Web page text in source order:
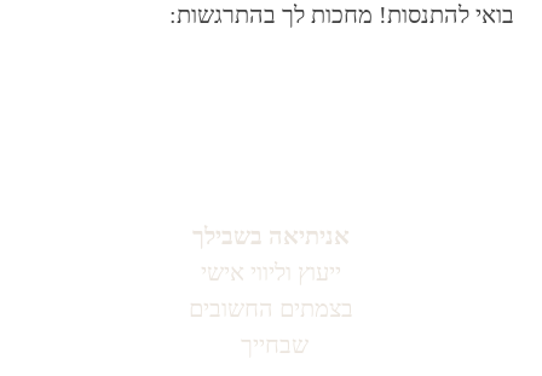
בואי להתנסות! מחכות לך בהתרגשות:
אניתיאה בשבילך
ייעוץ וליווי אישי
בצמתים החשובים
שבחייך